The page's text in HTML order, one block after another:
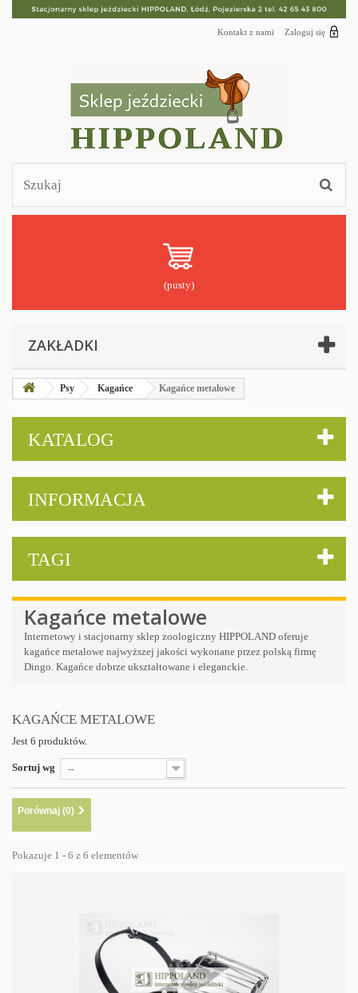
Zaloguj się
Kontakt z nami
(pusty)
ZAKŁADKI
Psy Kagańce Kagańce metalowe
KATALOG
INFORMACJA
TAGI
Kagańce metalowe
Internetowy i stacjonarny sklep zoologiczny HIPPOLAND oferuje
kagańce metalowe najwyższej jakości wykonane przez polską firmę
Dingo. Kagańce dobrze ukształtowane i eleganckie.
KAGAŃCE METALOWE
Jest 6 produktów.
Sortuj wg --
Porównaj (0)
Pokazuje 1 - 6 z 6 elementów